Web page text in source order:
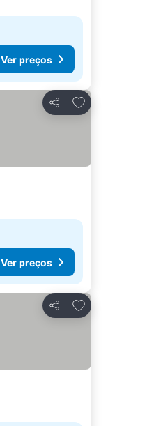
Ver preços
Partilhar
Adicionar aos
Ver preços
Partilhar
Adicionar aos